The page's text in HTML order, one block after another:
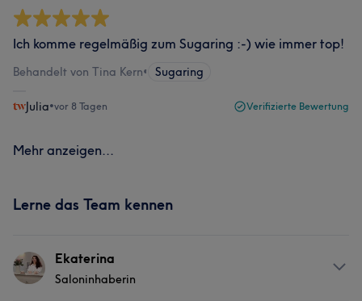
Ich komme regelmäßig zum Sugaring :-) wie immer top!
Behandelt von Tina Kern• Sugaring
Julia•vor 8 Tagen Verifizierte Bewertung
Mehr anzeigen...
Lerne das Team kennen
Ekaterina
Saloninhaberin